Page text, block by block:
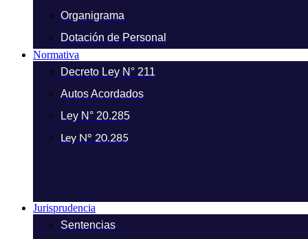
Organigrama
Dotación de Personal
Normativa
Decreto Ley N° 211
Autos Acordados
Ley N° 20.285
Ley N° 20.285
Jurisprudencia
Sentencias